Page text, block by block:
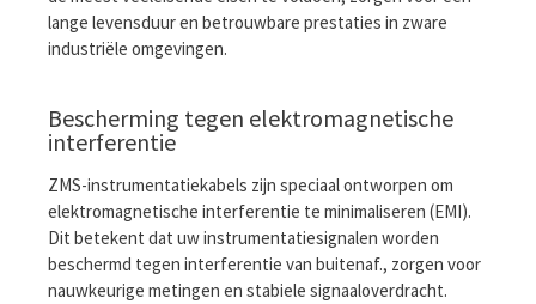
lange levensduur en betrouwbare prestaties in zware
industriële omgevingen.
Bescherming tegen elektromagnetische
interferentie
ZMS-instrumentatiekabels zijn speciaal ontworpen om
elektromagnetische interferentie te minimaliseren (EMI).
Dit betekent dat uw instrumentatiesignalen worden
beschermd tegen interferentie van buitenaf., zorgen voor
nauwkeurige metingen en stabiele signaaloverdracht.